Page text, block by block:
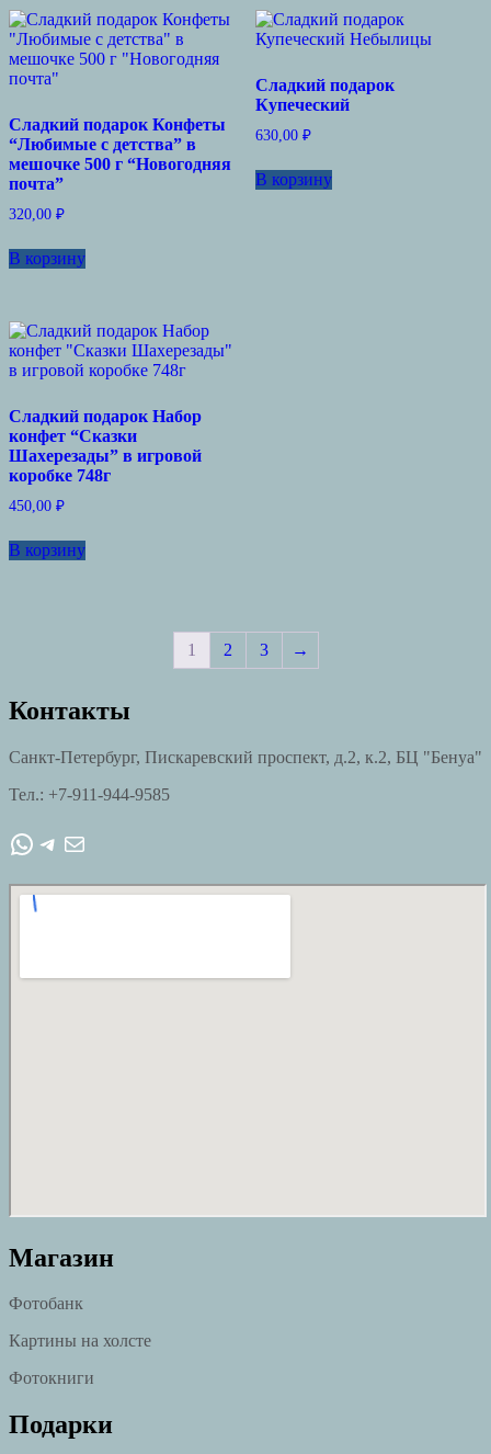
Сладкий подарок Конфеты
“Любимые с детства” в
мешочке 500 г “Новогодняя
почта”
320,00 ₽
В корзину
Сладкий подарок
Купеческий
630,00 ₽
В корзину
Сладкий подарок Набор
конфет “Сказки
Шахерезады” в игровой
коробке 748г
450,00 ₽
В корзину
1 2 3 →
Контакты
Санкт-Петербург, Пискаревский проспект, д.2, к.2, БЦ "Бенуа"
Тел.: +7-911-944-9585
WhatsApp
Telegram
Почта
Магазин
Фотобанк
Картины на холсте
Фотокниги
Подарки